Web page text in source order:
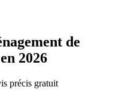
de
2026
précis gratuit